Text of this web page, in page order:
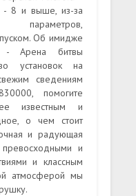
- 8 и выше, из-за
параметров,
Об имидже
Арена битвы
установок на
сведениям
помогите
известным и
о чем стоит
и радующая
и
и классным
атмосферой мы